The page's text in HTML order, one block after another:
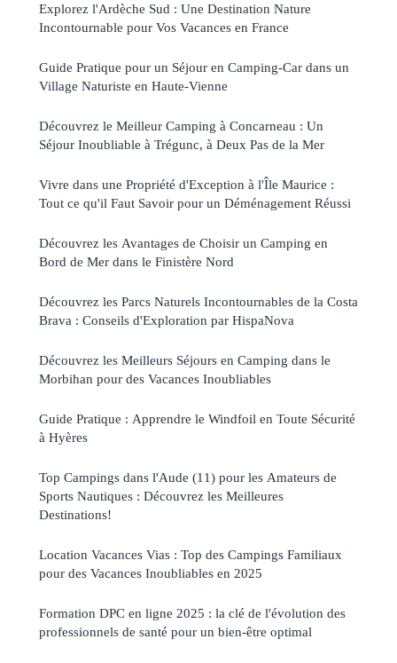
Explorez l'Ardèche Sud : Une Destination Nature
Incontournable pour Vos Vacances en France
Guide Pratique pour un Séjour en Camping-Car dans un
Village Naturiste en Haute-Vienne
Découvrez le Meilleur Camping à Concarneau : Un
Séjour Inoubliable à Trégunc, à Deux Pas de la Mer
Vivre dans une Propriété d'Exception à l'Île Maurice :
Tout ce qu'il Faut Savoir pour un Déménagement Réussi
Découvrez les Avantages de Choisir un Camping en
Bord de Mer dans le Finistère Nord
Découvrez les Parcs Naturels Incontournables de la Costa
Brava : Conseils d'Exploration par HispaNova
Découvrez les Meilleurs Séjours en Camping dans le
Morbihan pour des Vacances Inoubliables
Guide Pratique : Apprendre le Windfoil en Toute Sécurité
à Hyères
Top Campings dans l'Aude (11) pour les Amateurs de
Sports Nautiques : Découvrez les Meilleures
Destinations!
Location Vacances Vias : Top des Campings Familiaux
pour des Vacances Inoubliables en 2025
Formation DPC en ligne 2025 : la clé de l'évolution des
professionnels de santé pour un bien-être optimal